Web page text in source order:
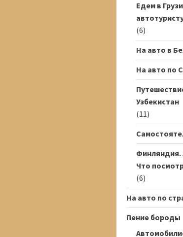
Едем в
(6)
На авто в
На авто по
Узбекистан
(11)
Финляндия.
Что
(6)
На авто по
Пение бороды